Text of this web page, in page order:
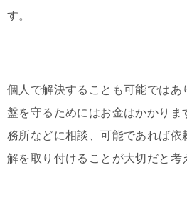
す。
個人で解決することも可能ではあ
盤を守るためにはお金はかかりま
務所などに相談、可能であれば依
解を取り付けることが大切だと考